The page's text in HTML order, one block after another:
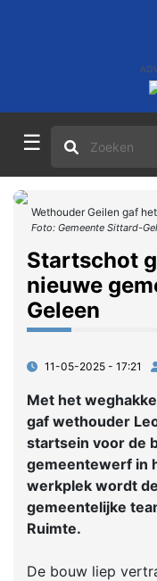
☰
Wethouder Geilen gaf
Foto: Gemeente Sittard-
Startschot
nieuwe
Geleen
11-05-2025 - 17:21
Met het
gaf wethouder
startsein voor de
gemeentewerf in
werkplek wordt
gemeentelijke
Ruimte.
De bouw liep